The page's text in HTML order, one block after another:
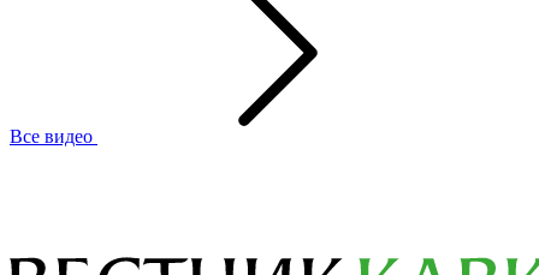
Все видео